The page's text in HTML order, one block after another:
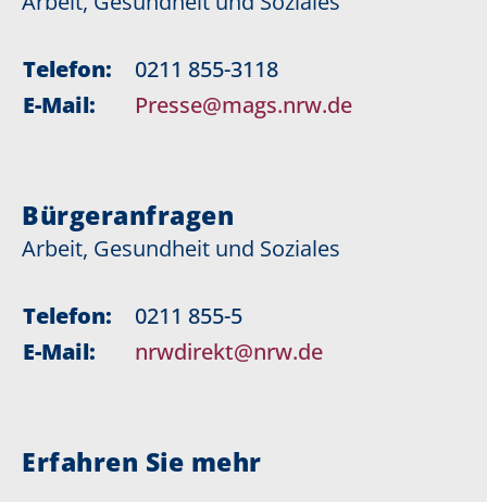
Telefon:
0211 855-3118
E-Mail:
Presse@mags.nrw.de
Bürgeranfragen
Arbeit, Gesundheit und Soziales
Telefon:
0211 855-5
E-Mail:
nrwdirekt@nrw.de
Erfahren Sie mehr